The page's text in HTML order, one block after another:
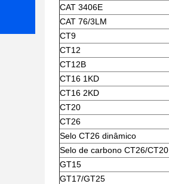
CAT 3406E
CAT 76/3LM
CT9
CT12
CT12B
CT16 1KD
CT16 2KD
CT20
CT26
Selo CT26 dinâmico
Selo de carbono CT26/CT20
GT15
GT17/GT25